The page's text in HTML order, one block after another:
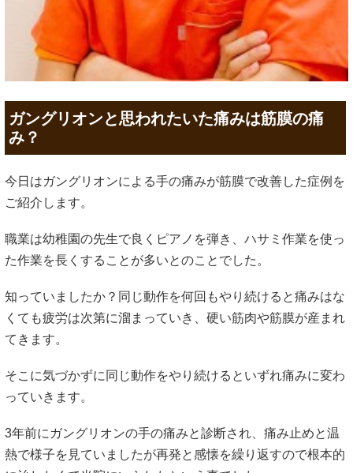
ガングリオンと思われたいた痛みは筋膜の痛
み？
今日はガングリオンによる手の痛みが筋膜で改善した症例を
ご紹介します。
職業は幼稚園の先生で良くピアノを弾き、ハサミ作業を使っ
た作業を長くすることが多いとのことでした。
知っていましたか？同じ動作を何回もやり続けると痛みはな
くても疲労は次第に溜まっていき、硬い筋肉や筋膜が産まれ
てきます。
そこに気づかずに同じ動作をやり続けるといずれ痛みに変わ
っていきます。
3年前にガングリオンの手の痛みと診断され、痛み止めと温
熱で様子を見ていましたが再発と感懐を繰り返すので根本的